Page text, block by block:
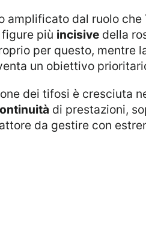
più incisivedella
per questo, mentre
un obiettivo
di prestazioni,
da gestire con